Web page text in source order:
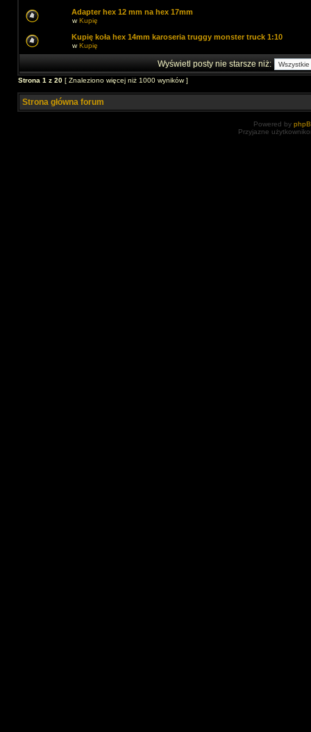
Adapter hex 12 mm na hex 17mm
wKupię
Kupię koła hex 14mm karoseria truggy monster truck 1:10
wKupię
Wyświetl posty nie starsze niż:
Strona 1 z 20 [ Znaleziono więcej niż 1000 wyników ]
Strona główna forum
Powered by
Przyjazne